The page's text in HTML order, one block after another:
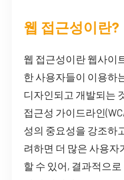
웹 접근성이란?
웹 접근성이란 웹사이
한 사용자들이 이용하
디자인되고 개발되는
접근성 가이드라인
성의 중요성을 강조하
려하면 더 많은 사용자
할 수 있어, 결과적으